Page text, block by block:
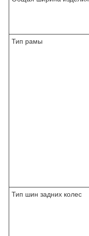
Тип рамы
Тип шин задних колес